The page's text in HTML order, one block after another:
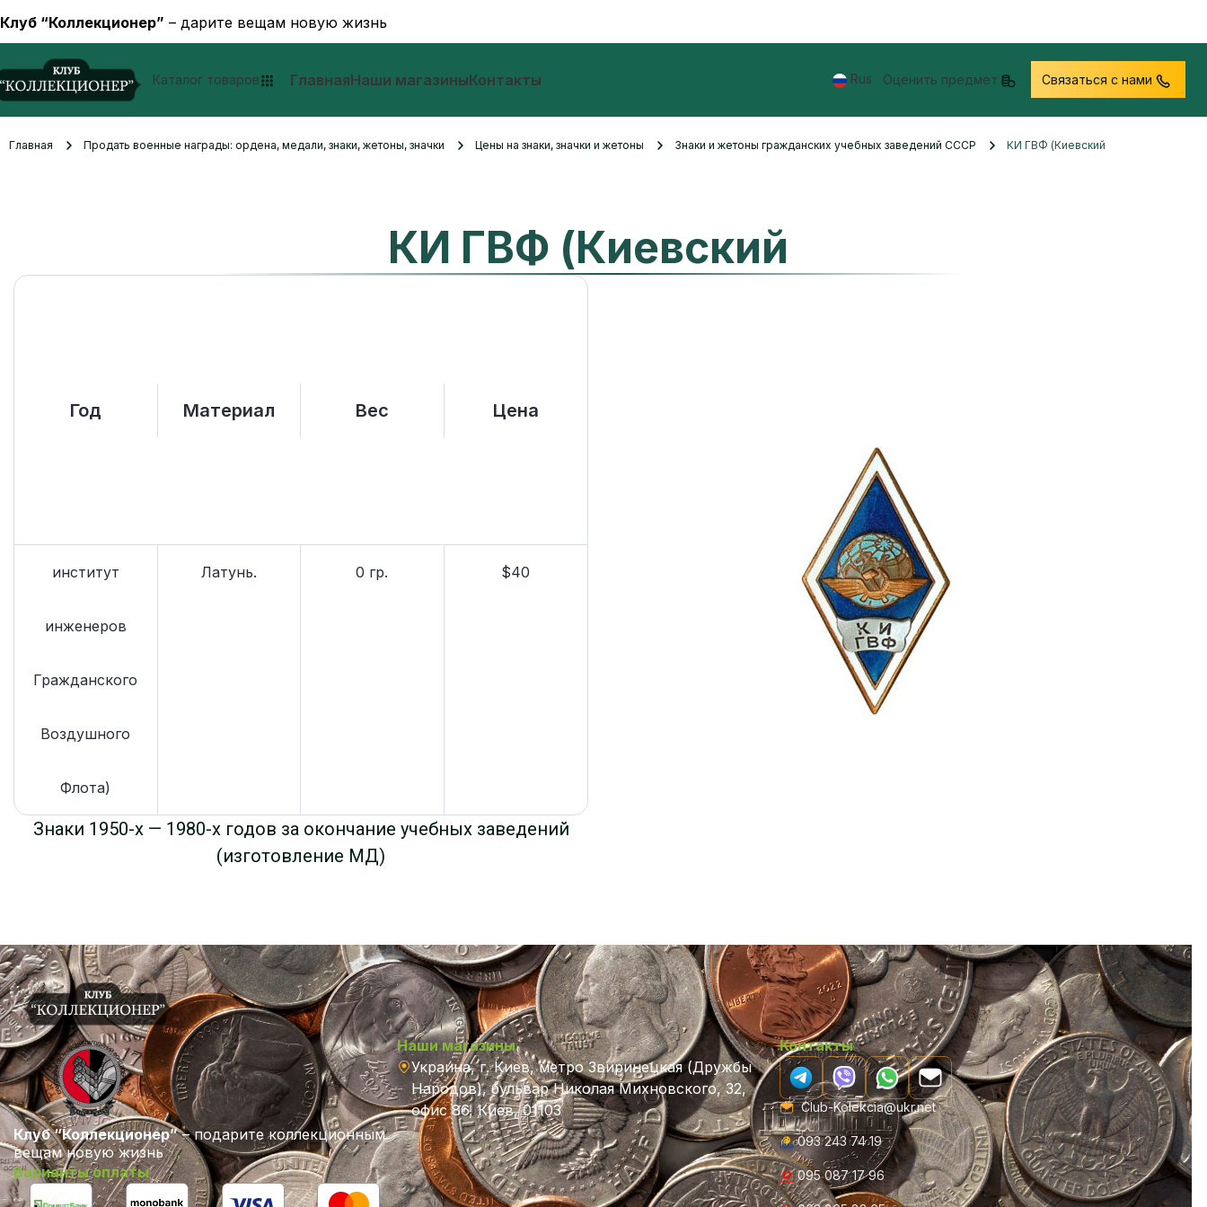
Клуб “Коллекционер” – дарите вещам новую жизнь
Каталог товаров ГлавнаяНаши магазиныКонтакты Rus Оценить предмет Связаться с нами
Главная Продать военные награды: ордена, медали, знаки, жетоны, значки Цены на знаки, значки и жетоны Знаки и жетоны гражданских учебных заведений СССР КИ ГВФ (Киевский
КИ ГВФ (Киевский
Год Материал Вес Цена
институт
инженеров
Гражданского
Воздушного
Флота)
Латунь. 0 гр. $40
Знаки 1950-х — 1980-х годов за окончание учебных заведений
(изготовление МД)
Клуб “Коллекционер”– подарите коллекционным
вещам новую жизнь
Варианты оплаты
Наши магазины
Украина, г. Киев, метро Звиринецкая (Дружбы
Народов), бульвар Николая Михновского, 32,
офис 86, Киев, 01103
Контакты
Club-Kolekcia@ukr.net
093 243 74 19
095 087 17 96